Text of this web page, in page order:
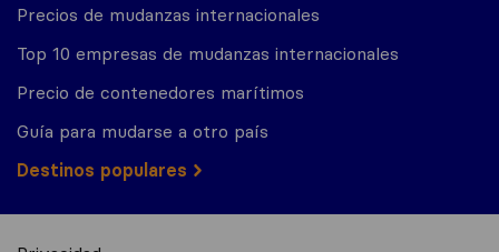
Precios de mudanzas internacionales
Top 10 empresas de mudanzas internacionales
Precio de contenedores marítimos
Guía para mudarse a otro país
Destinos populares